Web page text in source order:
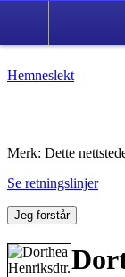
Hemneslekt
Merk: Dette
Se retningslinjer
Jeg forstår